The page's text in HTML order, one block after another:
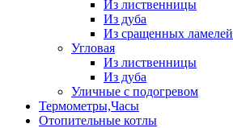
Из лиственницы
Из дуба
Из сращенных ламелей
Угловая
Из лиственницы
Из дуба
Уличные с подогревом
Термометры,Часы
Отопительные котлы